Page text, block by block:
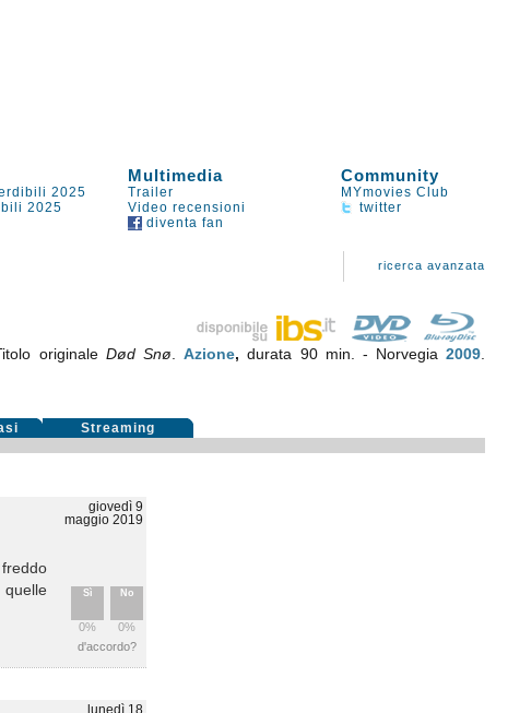
Multimedia Community
2025 Trailer
MYmovies Club
2025 Video recensioni
twitter
diventa fan
ricerca avanzata
originale Død Snø .Azione,durata 90 min. - Norvegia2009
Streaming
giovedì 9
maggio 2019
Sì
0%
No
0%
d'accordo?
lunedì 18